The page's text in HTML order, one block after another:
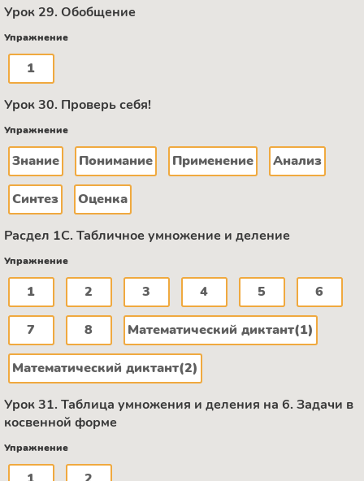
Урок 29. Обобщение
Упражнение
1
Урок 30. Проверь себя!
Упражнение
Знание Понимание Применение Анализ
Синтез Оценка
Расдел 1С. Табличное умножение и деление
Упражнение
1 2 3 4 5 6
7 8 Математический диктант(1)
Математический диктант(2)
Урок 31. Таблица умножения и деления на 6. Задачи в
косвенной форме
Упражнение